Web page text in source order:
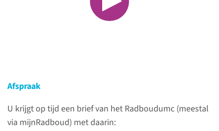
Afspraak
U krijgt op tijd een brief van het Radboudumc (meestal
via mijnRadboud) met daarin:
Vóór uw opname
u de opname.